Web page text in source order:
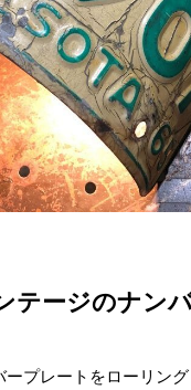
テージのナン
プレートをローリング